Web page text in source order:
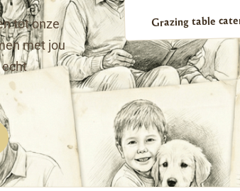
tot onze
met jou
echt
Grazing table